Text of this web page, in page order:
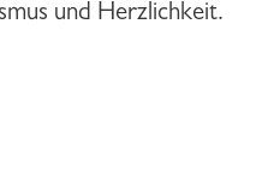
und Herzlichkeit.